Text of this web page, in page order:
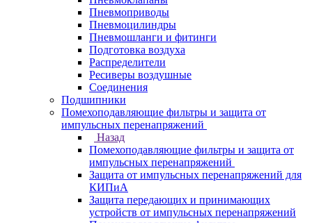
Пневмоприводы
Пневмоцилиндры
Пневмошланги и фитинги
Подготовка воздуха
Распределители
Ресиверы воздушные
Соединения
Подшипники
Помехоподавляющие фильтры и защита от
импульсных перенапряжений
Назад
Помехоподавляющие фильтры и защита от
импульсных перенапряжений
Защита от импульсных перенапряжений для
КИПиА
Защита передающих и принимающих
устройств от импульсных перенапряжений